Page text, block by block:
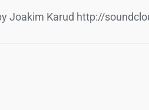
Joakim Karud http://